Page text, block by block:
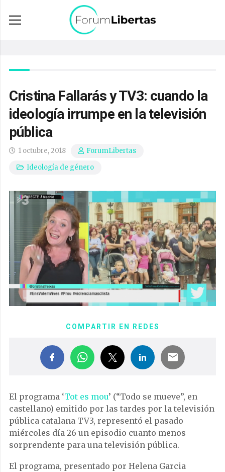
Cristina Fallarás y TV3: cuando la
ideología irrumpe en la televisión
pública
1 octubre, 2018
ForumLibertas
Ideología de género
COMPARTIR EN REDES
El programa ‘Tot es mou’ (“Todo se mueve”, en
castellano) emitido por las tardes por la televisión
pública catalana TV3, representó el pasado
miércoles día 26 un episodio cuanto menos
sorprendente para una televisión pública.
El programa, presentado por Helena Garcia